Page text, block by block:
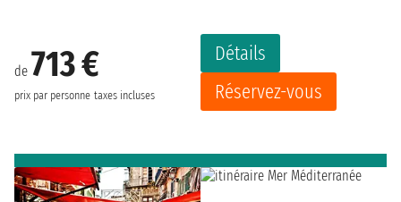
de 713 €
prix par personne taxes incluses
Détails
Réservez-vous